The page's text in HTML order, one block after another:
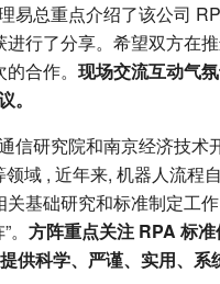
易总重点介绍了该公司
行了分享。希望双方在
合作。 现场交流互动气
。
信研究院和南京经济技
域 , 近年来, 机器人流程
基础研究和标准制定工
方阵重点关注 RPA 标
供科学、严谨、实用、系